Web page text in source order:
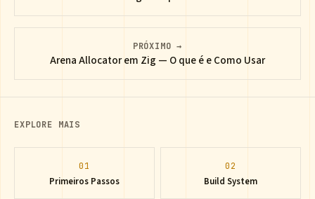
PRÓXIMO →
Arena Allocator em Zig — O que é e Como Usar
EXPLORE MAIS
01
Primeiros Passos
02
Build System